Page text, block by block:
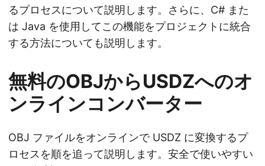
るプロセスについて説明します。さらに、C# また
は Java を使用してこの機能をプロジェクトに統合
する方法についても説明します。
無料のOBJからUSDZへのオ
ンラインコンバーター
OBJ ファイルをオンラインで USDZ に変換するプ
ロセスを順を追って説明します。安全で使いやすい